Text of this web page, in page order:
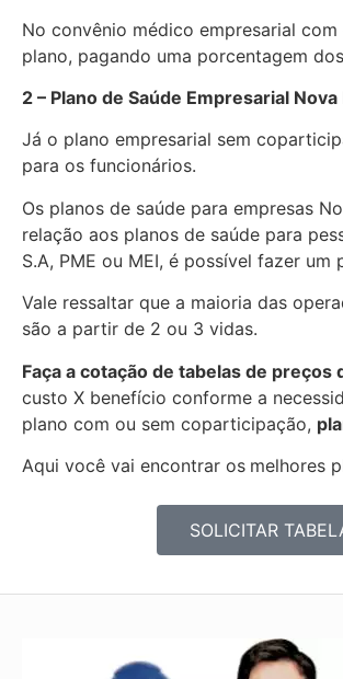
No convênio médico empresarial
plano, pagando uma porcentagem
2 – Plano de Saúde Empresarial
Já o plano empresarial sem
para os funcionários.
Os planos de saúde para empresas
relação aos planos de saúde para
S.A, PME ou MEI, é possível fazer um
Vale ressaltar que a maioria das
são a partir de 2 ou 3 vidas.
Faça a cotação de tabelas de preços
custo X benefício conforme a
plano com ou sem coparticipação,
Aqui você vai encontrar os melhores
SOLICITAR